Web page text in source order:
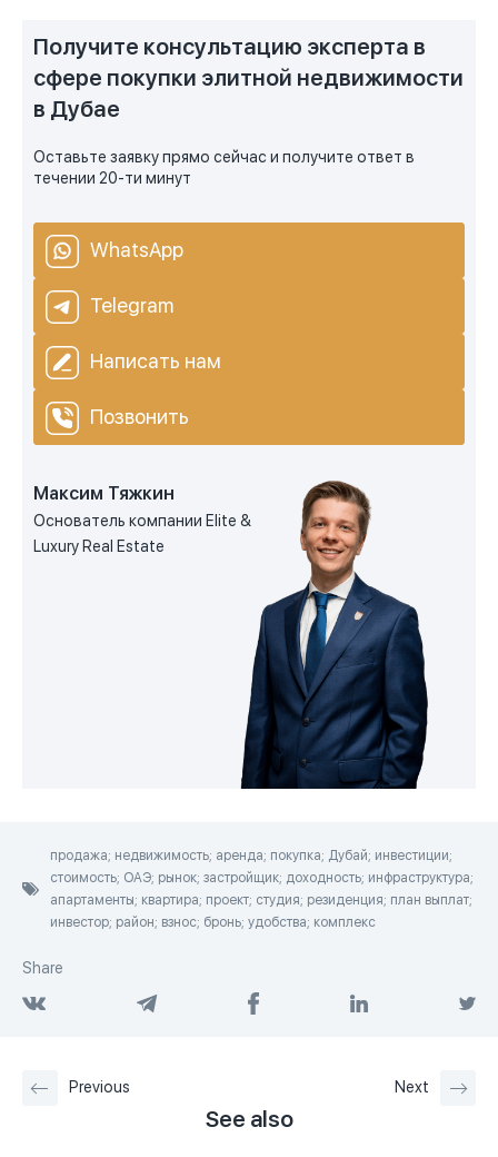
Получите консультацию эксперта в
сфере покупки элитной недвижимости
в Дубае
Оставьте заявку прямо сейчас и получите ответ в
течении 20-ти минут
WhatsApp
Telegram
Написать нам
Позвонить
Максим Тяжкин
Основатель компании Elite &
Luxury Real Estate
продажа; недвижимость; аренда; покупка; Дубай; инвестиции;
стоимость; ОАЭ; рынок; застройщик; доходность; инфраструктура;
апартаменты; квартира; проект; студия; резиденция; план выплат;
инвестор; район; взнос; бронь; удобства; комплекс
Share
Previous Next
See also